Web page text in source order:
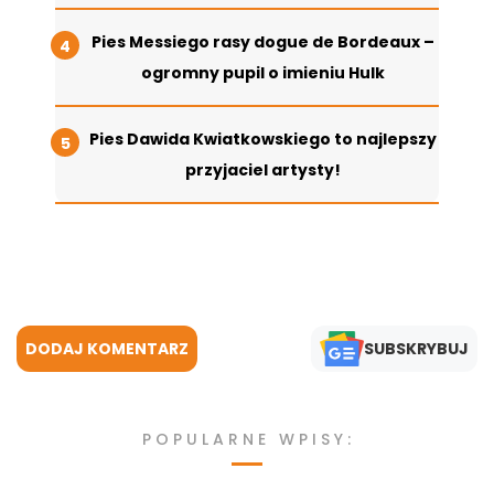
Pies Messiego rasy dogue de Bordeaux –
ogromny pupil o imieniu Hulk
Pies Dawida Kwiatkowskiego to najlepszy
przyjaciel artysty!
DODAJ KOMENTARZ SUBSKRYBUJ
POPULARNE WPISY: